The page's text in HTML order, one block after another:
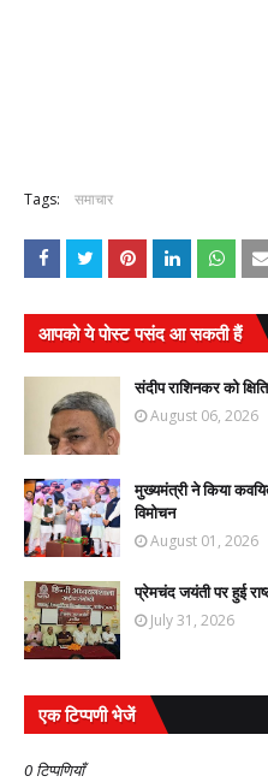
Tags: समाचार
आपको ये पोस्ट पसंद आ सकती हैं
संदीप राशिनकर को
August 06, 2026
मुख्यमंत्री ने किया
विमोचन
August 01, 2026
प्रेमचंद जयंती पर हुई
July 31, 2026
एक टिप्पणी भेजें
0 टिप्पणियाँ